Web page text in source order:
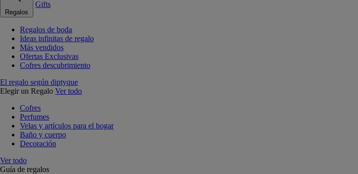
Regalos
Gifts
Regalos de boda
Ideas infinitas de regalo
Más vendidos
Ofertas Exclusivas
Cofres descubrimiento
El regalo según diptyque
Elegir un Regalo Ver todo
Cofres
Perfumes
Velas y artículos para el hogar
Baño y cuerpo
Decoración
Ver todo
Guía de regalos